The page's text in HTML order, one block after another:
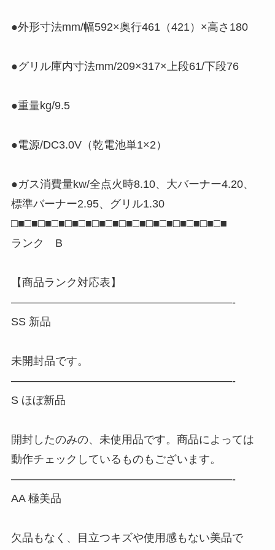
●外形寸法mm/幅592×奥行461（421）×高さ180
●グリル庫内寸法mm/209×317×上段61/下段76
●重量kg/9.5
●電源/DC3.0V（乾電池単1×2）
●ガス消費量kw/全点火時8.10、大バーナー4.20、
標準バーナー2.95、グリル1.30
□■□■□■□■□■□■□■□■□■□■□■□■□■□■□■□■
ランク B
【商品ランク対応表】
————————————————————-
SS 新品
未開封品です。
————————————————————-
S ほぼ新品
開封したのみの、未使用品です。商品によっては
動作チェックしているものもございます。
————————————————————-
AA 極美品
欠品もなく、目立つキズや使用感もない美品で